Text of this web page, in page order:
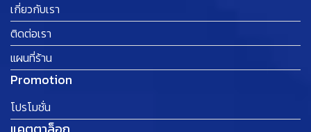
เกี่ยวกับเรา
ติดต่อเรา
แผนที่ร้าน
Promotion
โปรโมชั่น